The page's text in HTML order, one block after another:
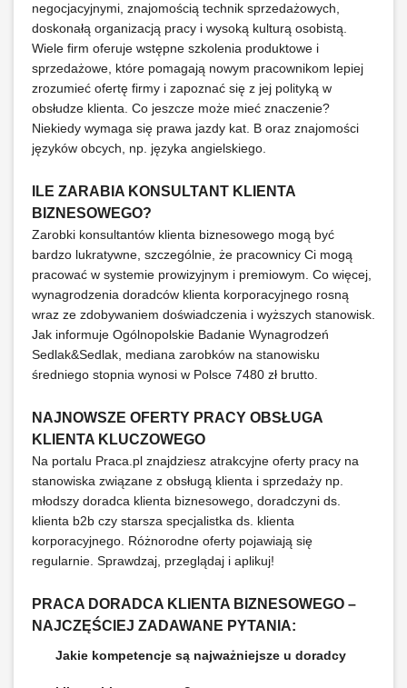
negocjacyjnymi, znajomością technik sprzedażowych,
doskonałą organizacją pracy i wysoką kulturą osobistą.
Wiele firm oferuje wstępne szkolenia produktowe i
sprzedażowe, które pomagają nowym pracownikom lepiej
zrozumieć ofertę firmy i zapoznać się z jej polityką w
obsłudze klienta. Co jeszcze może mieć znaczenie?
Niekiedy wymaga się prawa jazdy kat. B oraz znajomości
języków obcych, np. języka angielskiego.
ILE ZARABIA KONSULTANT KLIENTA
BIZNESOWEGO?
Zarobki konsultantów klienta biznesowego mogą być
bardzo lukratywne, szczególnie, że pracownicy Ci mogą
pracować w systemie prowizyjnym i premiowym. Co więcej,
wynagrodzenia doradców klienta korporacyjnego rosną
wraz ze zdobywaniem doświadczenia i wyższych stanowisk.
Jak informuje Ogólnopolskie Badanie Wynagrodzeń
Sedlak&Sedlak, mediana zarobków na stanowisku
średniego stopnia wynosi w Polsce 7480 zł brutto.
NAJNOWSZE OFERTY PRACY OBSŁUGA
KLIENTA KLUCZOWEGO
Na portalu Praca.pl znajdziesz atrakcyjne oferty pracy na
stanowiska związane z obsługą klienta i sprzedaży np.
młodszy doradca klienta biznesowego, doradczyni ds.
klienta b2b czy starsza specjalistka ds. klienta
korporacyjnego. Różnorodne oferty pojawiają się
regularnie. Sprawdzaj, przeglądaj i aplikuj!
PRACA DORADCA KLIENTA BIZNESOWEGO –
NAJCZĘŚCIEJ ZADAWANE PYTANIA:
Jakie kompetencje są najważniejsze u doradcy